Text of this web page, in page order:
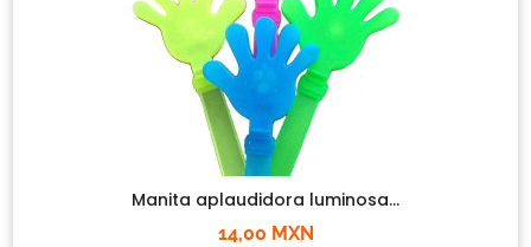
Manita aplaudidora luminosa...
14,00 MXN